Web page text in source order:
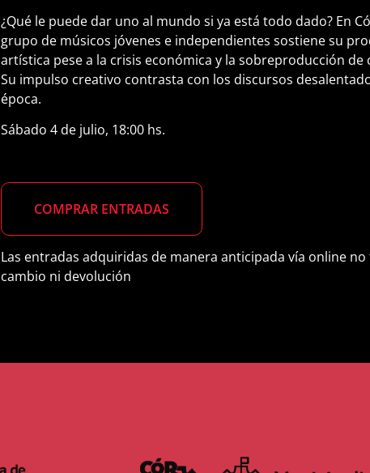
¿Qué le puede dar uno al mundo si ya está todo dado? En
grupo de músicos jóvenes e independientes sostiene su
artística pese a la crisis económica y la sobreproducción de
Su impulso creativo contrasta con los discursos
época.
Sábado 4 de julio, 18:00 hs.
COMPRAR ENTRADAS
Las entradas adquiridas de manera anticipada vía online no
cambio ni devolución